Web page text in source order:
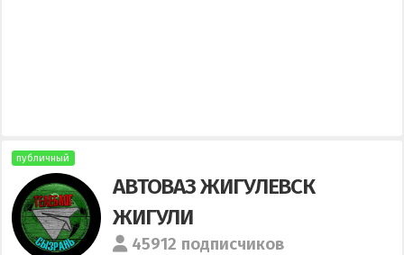
публичный
АВТОВАЗ ЖИГУЛЕВСК
ЖИГУЛИ
45912 подписчиков